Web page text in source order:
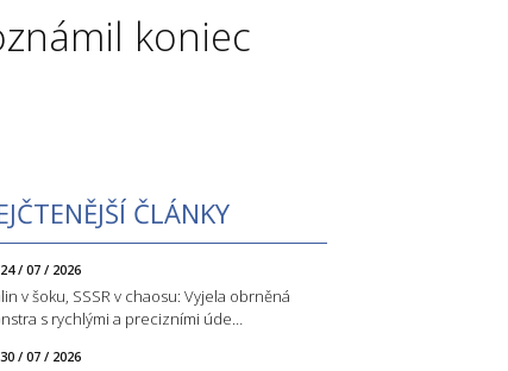
koniec
ČLÁNKY
24 / 07 / 2026
v šoku, SSSR v chaosu: Vyjela obrněná
s rychlými a precizními úde…
30 / 07 / 2026